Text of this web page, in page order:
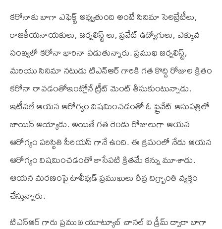
కరోనాకు బాగా ఎఫెక్ట్ అవ్వుతుంది అంటే సినిమా సెలబ్రేటీలు,
రాజకీయనాయకులు, జర్నలిస్ట్ లు, ప్రవేట్ ఉద్యోగులు, ఎక్కువ
సంఖ్యలో కరోనా భారినా పడుతున్నారు. ప్రముఖ జర్నలిస్ట్,
మరియు సినిమా నటుడు టి‌ఎన్‌ఆర్ గారికి గత కొద్ది రోజుల క్రితం
కరోనా రావడంతోఇంట్లోనే ట్రీట్ మెంట్ తీసుకుంటున్నాడు.
ఇటీవలే ఆయన ఆరోగ్యం విషమించడంతో ఓ ప్రైవేట్ ఆసుపత్రిలో
జాయిన్ అయ్యాడు. అయితే గత రెండు రోజులుగా ఆయన
ఆరోగ్యం పరిస్థితి సీరియస్ గానే ఉంది. ఈ క్రమంలో నేడు ఆయన
ఆరోగ్యం విషమించడంతో కాసేపటి క్రితమే కన్ను మూశాడు.
ఆయన మరణంపై టాలీవుడ్ ప్రముఖులు తీవ్ర దిగ్బ్రాంతి వ్యక్తం
చేస్తున్నారు.
టి‌ఎన్‌ఆర్ గారు ప్రముఖ యూట్యూబ్ చానల్ ఐ డ్రీమ్ ద్వారా బాగా